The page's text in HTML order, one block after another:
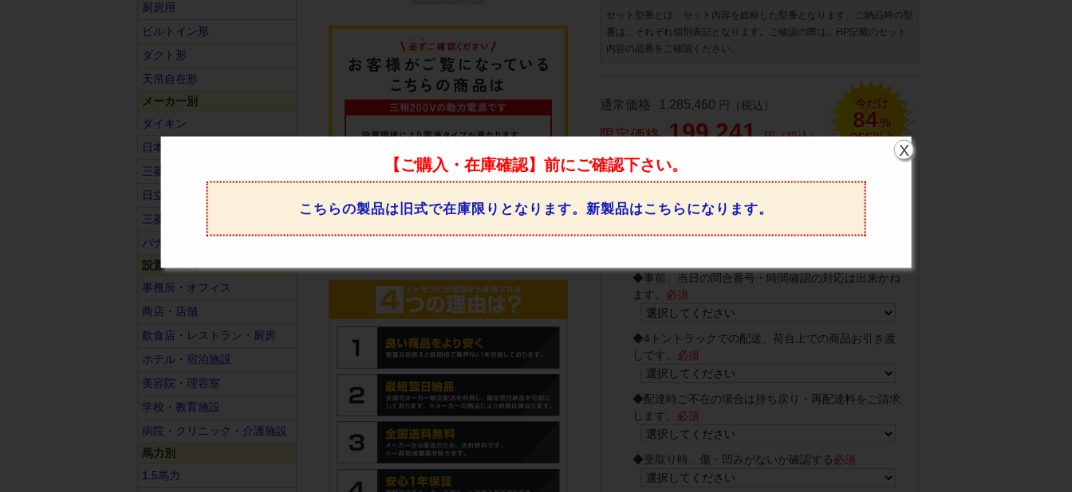
セット型番とは、セット内容を総称した型番となります。ご納品時の型
番は、それぞれ個別表記となります。ご確認の際は、HP記載のセット
内容の品番をご確認ください。
通常価格 1,285,460 円（税込）
限定価格 199,241 円（税込）
今だけ
84%
OFF以上
◆パネルをお選びください
◆時間指定希望の場合は有料での対応です。（メーカ
ーによる）必須
◆事前、当日の問合番号・時間確認の対応は出来かね
ます。 必須
◆4トントラックでの配送、荷台上での商品お引き渡
しです。 必須
◆配達時ご不在の場合は持ち戻り・再配達料をご請求
します。 必須
◆受取り時、傷・凹みがないか確認する必須
【ご購入・在庫確認】前にご確認下さい。
こちらの製品は旧式で在庫限りとなります。新製品はこちらになります。
X
厨房用
ビルトイン形
ダクト形
天吊自在形
メーカー別
ダイキン
日本キヤリア（旧東芝）
三菱電機
日立
三菱重工
パナソニック
設置場所別
事務所・オフィス
商店・店舗
飲食店・レストラン・厨房
ホテル・宿泊施設
美容院・理容室
学校・教育施設
病院・クリニック・介護施設
馬力別
1.5馬力